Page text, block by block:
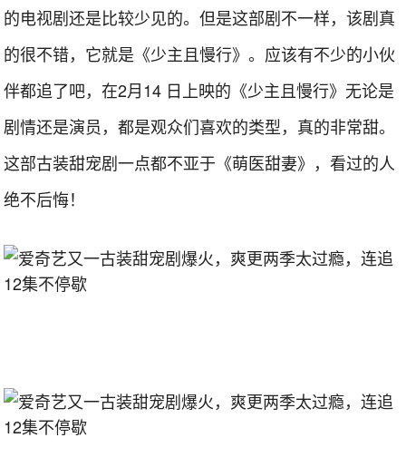
的电视剧还是比较少见的。但是这部剧不一样，该剧真
的很不错，它就是《少主且慢行》。应该有不少的小伙
伴都追了吧，在2月14 日上映的《少主且慢行》无论是
剧情还是演员，都是观众们喜欢的类型，真的非常甜。
这部古装甜宠剧一点都不亚于《萌医甜妻》，看过的人
绝不后悔！